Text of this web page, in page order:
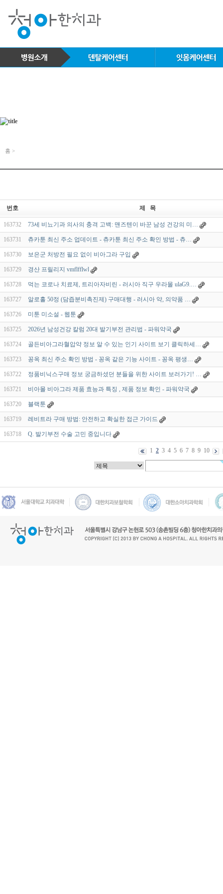
홈 >
번호 제 목
163732 73세 비뇨기과 의사의 충격 고백: 맨즈텐이 바꾼 남성 건강의 미…
163731 츄카툰 최신 주소 업데이트 - 츄카툰 최신 주소 확인 방법 - 츄…
163730 보은군 처방전 필요 없이 비아그라 구입
163729 경산 프릴리지 vmflfflwl
163728 먹는 코로나 치료제, 트리아자비린 - 러시아 직구 우라몰 ulaG9.…
163727 알로홀 50정 (담즙분비촉진제) 구매대행 - 러시아 약, 의약품 …
163726 미툰 미소설 - 웹툰
163725 2026년 남성건강 칼럼 20대 발기부전 관리법 - 파워약국
163724 골든비아그라혈압약 정보 알 수 있는 인기 사이트 보기 클릭하세…
163723 꽁옥 최신 주소 확인 방법 - 꽁옥 같은 기능 사이트 - 꽁옥 평생…
163722 정품비닉스구매 정보 궁금하셨던 분들을 위한 사이트 보러가기! …
163721 비아몰 비아그라 제품 효능과 특징 , 제품 정보 확인 - 파워약국
163720 블랙툰
163719 레비트라 구매 방법: 안전하고 확실한 접근 가이드
163718 Q. 발기부전 수술 고민 중입니다
1 2 3 4 5 6 7 8 9 10